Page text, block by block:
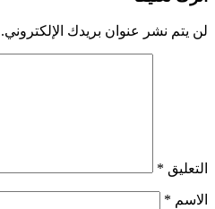
لن يتم نشر عنوان بريدك الإلكتروني.
التعليق *
الاسم *